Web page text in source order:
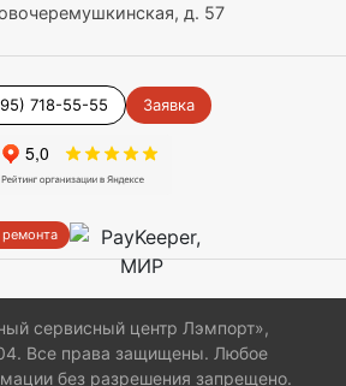
д. 57
718-55-55 Заявка
сервисный центр Лэмпорт»,
Все права защищены. Любое
без разрешения запрещено.